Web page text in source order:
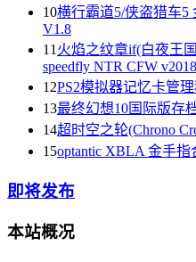
10横行霸道5/侠盗猎车5
V1.8
11 火焰之纹章if(白夜王
speedfly NTR CFW
12PS2模拟器记忆卡管
13最终幻想10国际版存
14超时空之轮(Chrono
15optantic XBLA 金手指
即将发布
本站概况